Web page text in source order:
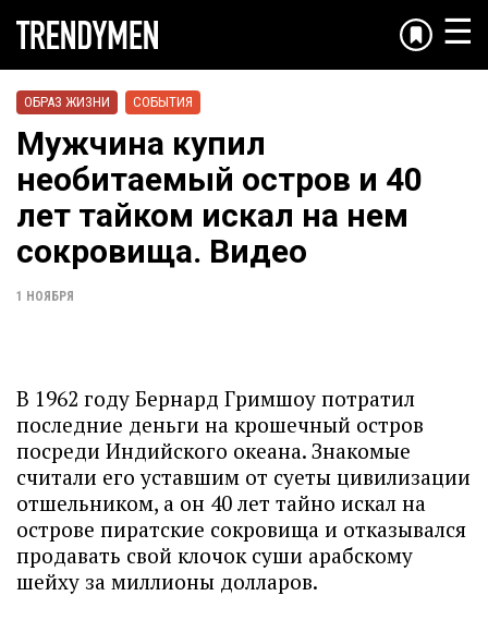
☰
ОБРАЗ ЖИЗНИ СОБЫТИЯ
Мужчина купил
необитаемый остров и 40
лет тайком искал на нем
сокровища. Видео
1 НОЯБРЯ
В 1962 году Бернард Гримшоу потратил
последние деньги на крошечный остров
посреди Индийского океана. Знакомые
считали его уставшим от суеты цивилизации
отшельником, а он 40 лет тайно искал на
острове пиратские сокровища и отказывался
продавать свой клочок суши арабскому
шейху за миллионы долларов.